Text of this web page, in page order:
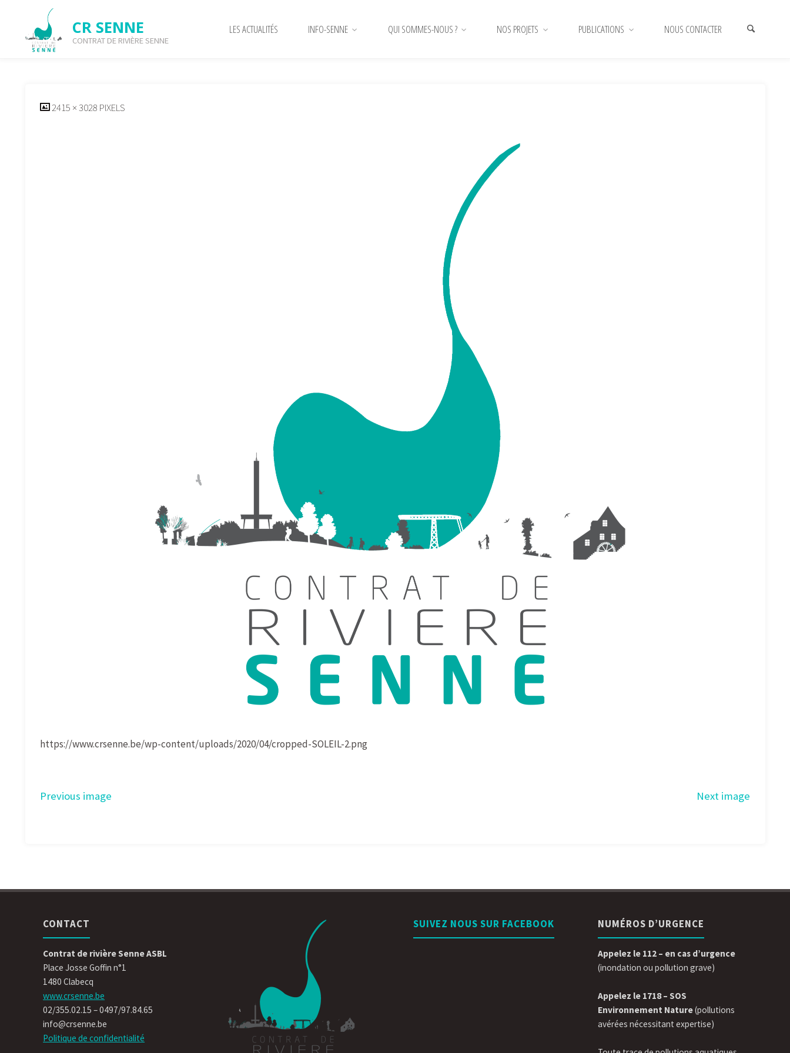
content
CR SENNE
CONTRAT DE RIVIÈRE SENNE
LES ACTUALITÉS INFO-SENNE QUI SOMMES-NOUS ? NOS PROJETS PUBLICATIONS NOUS CONTACTER
cropped-SOLEIL-2.png
FULL2415 × 3028 PIXELS
https://www.crsenne.be/wp-content/uploads/2020/04/cropped-SOLEIL-2.png
Previous image Next image
CONTACT
Contrat de rivière Senne ASBL
Place Josse Goffin n°1
1480 Clabecq
www.crsenne.be
02/355.02.15 – 0497/97.84.65
info@crsenne.be
Politique de confidentialité
SUIVEZ NOUS SUR FACEBOOK NUMÉROS D’URGENCE
Appelez le 112 – en cas d’urgence
(inondation ou pollution grave)
Appelez le 1718 – SOS
Environnement Nature(pollutions
avérées nécessitant expertise)